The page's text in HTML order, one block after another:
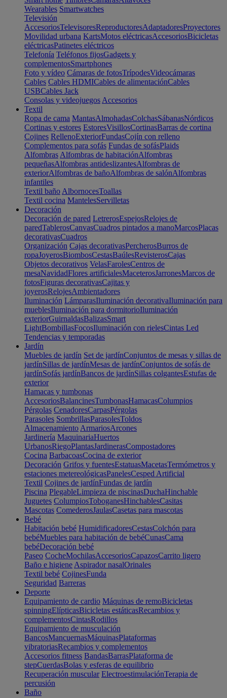
Wearables Smartwatches
Televisión
AccesoriosTelevisoresReproductoresAdaptadoresProyectores
Movilidad urbana KartsMotos eléctricasAccesoriosBicicletas
eléctricasPatinetes eléctricos
Telefonía Teléfonos fijosGadgets y
complementosSmartphones
Foto y vídeo Cámaras de fotosTrípodesVideocámaras
Cables Cables HDMICables de alimentaciónCables
USBCables Jack
Consolas y videojuegos Accesorios
Textil
Ropa de cama MantasAlmohadasColchasSábanasNórdicos
Cortinas y estores EstoresVisillosCortinasBarras de cortina
Cojines RellenoExteriorFundasCojín con relleno
Complementos para sofás Fundas de sofásPlaids
Alfombras Alfombras de habitaciónAlfombras
pequeñasAlfombras antideslizantesAlfombras de
exteriorAlfombras de bañoAlfombras de salónAlfombras
infantiles
Textil baño AlbornocesToallas
Textil cocina MantelesServilletas
Decoración
Decoración de pared LetrerosEspejosRelojes de
paredTablerosCanvasCuadros pintados a manoMarcosPlacas
decorativasCuadros
Organización Cajas decorativasPercherosBurros de
ropaJoyerosBiombosCestasBaúlesRevisterosCajas
Objetos decorativos VelasFarolesCentros de
mesaNavidadFlores artificialesMaceterosJarronesMarcos de
fotosFiguras decorativasCajitas y
joyerosRelojesAmbientadores
Iluminación LámparasIluminación decorativaIluminación para
mueblesIluminación para dormitorioIluminación
exteriorGuirnaldasBalizasSmart
LightBombillasFocosIluminación con rielesCintas Led
Tendencias y temporadas
Jardín
Muebles de jardín Set de jardínConjuntos de mesas y sillas de
jardínSillas de jardínMesas de jardínConjuntos de sofás de
jardínSofás jardínBancos de jardínSillas colgantesEstufas de
exterior
Hamacas y tumbonas
AccesoriosBalancinesTumbonasHamacasColumpios
Pérgolas CenadoresCarpasPérgolas
Parasoles SombrillasParasolesToldos
Almacenamiento ArmariosArcones
Jardinería MaquinariaHuertos
UrbanosRiegoPlantasJardinerasCompostadores
Cocina BarbacoasCocina de exterior
Decoración Grifos y fuentesEstatuasMacetasTermómetros y
estaciones metereológicasPanelesCesped Artificial
Textil Cojines de jardínFundas de jardín
Piscina PlegableLimpieza de piscinasDuchaHinchable
Juguetes ColumpiosToboganesHinchablesCasitas
Mascotas ComederosJaulasCasetas para mascotas
Bebé
Habitación bebé HumidificadoresCestasColchón para
bebéMuebles para habitación de bebéCunasCama
bebéDecoración bebé
Paseo CocheMochilasAccesoriosCapazosCarrito ligero
Baño e higiene Aspirador nasalOrinales
Textil bebé CojinesFunda
Seguridad Barreras
Deporte
Equipamiento de cardio Máquinas de remoBicicletas
spinningElípticasBicicletas estáticasRecambios y
complementosCintasRodillos
Equipamiento de musculación
BancosMancuernasMáquinasPlataformas
vibratoriasRecambios y complementos
Accesorios fitness BandasBarrasPlataforma de
stepCuerdasBolas y esferas de equilibrio
Recuperación muscular ElectroestimulaciónTerapia de
percusión
Baño